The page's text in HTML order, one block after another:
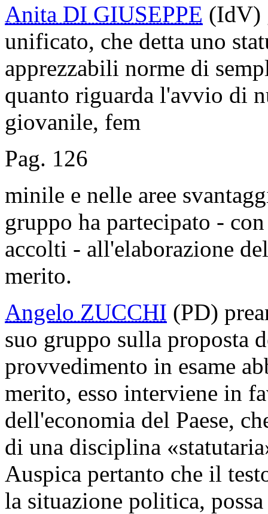
Anita DI GIUSEPPE (IdV)
unificato, che detta uno
apprezzabili norme di
quanto riguarda l'avvio di
giovanile, fem
Pag. 126
minile e nelle aree
gruppo ha partecipato -
accolti - all'elaborazione
merito.
Angelo ZUCCHI (PD)
suo gruppo sulla proposta
provvedimento in esame
merito, esso interviene in
dell'economia del Paese,
di una disciplina
Auspica pertanto che il
la situazione politica,